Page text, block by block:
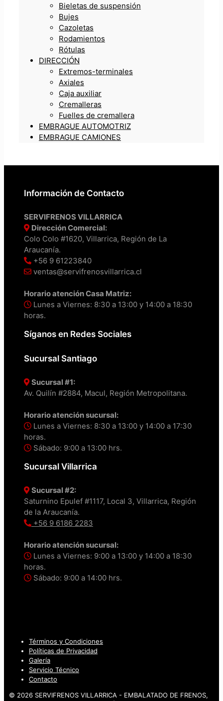
Bieletas de suspensión
Bujes
Cazoletas
Rodamientos
Rótulas
DIRECCIÓN
Extremos-terminales
Axiales
Caja auxiliar
Cremalleras
Fuelles de cremallera
EMBRAGUE AUTOMOTRIZ
EMBRAGUE CAMIONES
Información de Contacto
SERVIFRENOS VILLARRICA
Dirección Comercial:
Colo Colo #1620, Villarrica, Región de La
Araucanía.
+56 9 61223840
ventas@servifrenosvillarrica.cl
Horario atención Casa Matriz:
Lunes a Viernes: 8:30 a 13:00 y 14:00 a 18:30
horas.
Síganos en Redes Sociales
Sucursal Santiago
Sucursal #1:
Av. Quilín #2884, Macul, Región Metropolitana.
Horario atención sucursal:
Lunes a Viernes: 8:30 a 13:00 y 14:00 a 17:30
horas.
Sábado: 9:00 a 13:00 hrs.
Sucursal Villarrica
Sucursal #2:
Saturnino Epulef #1117, Local 3, Villarrica, Región
de la Araucanía.
+56 9 6186 2283
Horario atención sucursal:
Lunes a Viernes: 9:00 a 13:00 y 14:00 a 18:30
horas.
Sábado: 9:00 a 14:00 hrs.
Términos y Condiciones
Políticas de Privacidad
Galería
Servicio Técnico
Contacto
© 2026 SERVIFRENOS VILLARRICA - EMBALATADO DE FRENOS,